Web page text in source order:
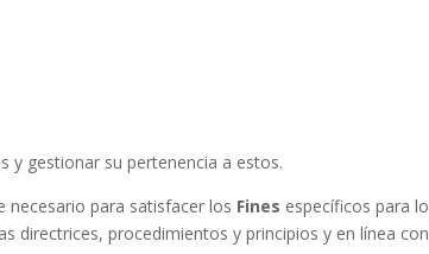
y gestionar su pertenencia a estos.
necesario para satisfacer los Fines específicos para
procedimientos y principios y en línea